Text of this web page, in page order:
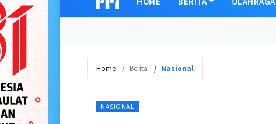
Home Berita Nasional
NASIONAL